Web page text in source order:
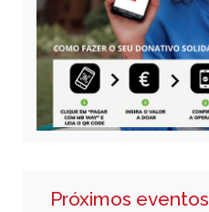
Próximos eventos